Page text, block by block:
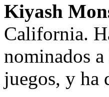
Kiyash
California.
nominados
juegos, y ha